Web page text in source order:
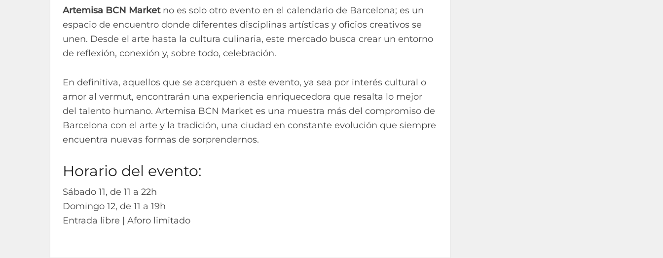
Artemisa BCN Marketno es solo otro evento en el calendario de Barcelona; es un
espacio de encuentro donde diferentes disciplinas artísticas y oficios creativos se
unen. Desde el arte hasta la cultura culinaria, este mercado busca crear un entorno
de reflexión, conexión y, sobre todo, celebración.
En definitiva, aquellos que se acerquen a este evento, ya sea por interés cultural o
amor al vermut, encontrarán una experiencia enriquecedora que resalta lo mejor
del talento humano. Artemisa BCN Market es una muestra más del compromiso de
Barcelona con el arte y la tradición, una ciudad en constante evolución que siempre
encuentra nuevas formas de sorprendernos.
Horario del evento:
Sábado 11, de 11 a 22h
Domingo 12, de 11 a 19h
Entrada libre | Aforo limitado